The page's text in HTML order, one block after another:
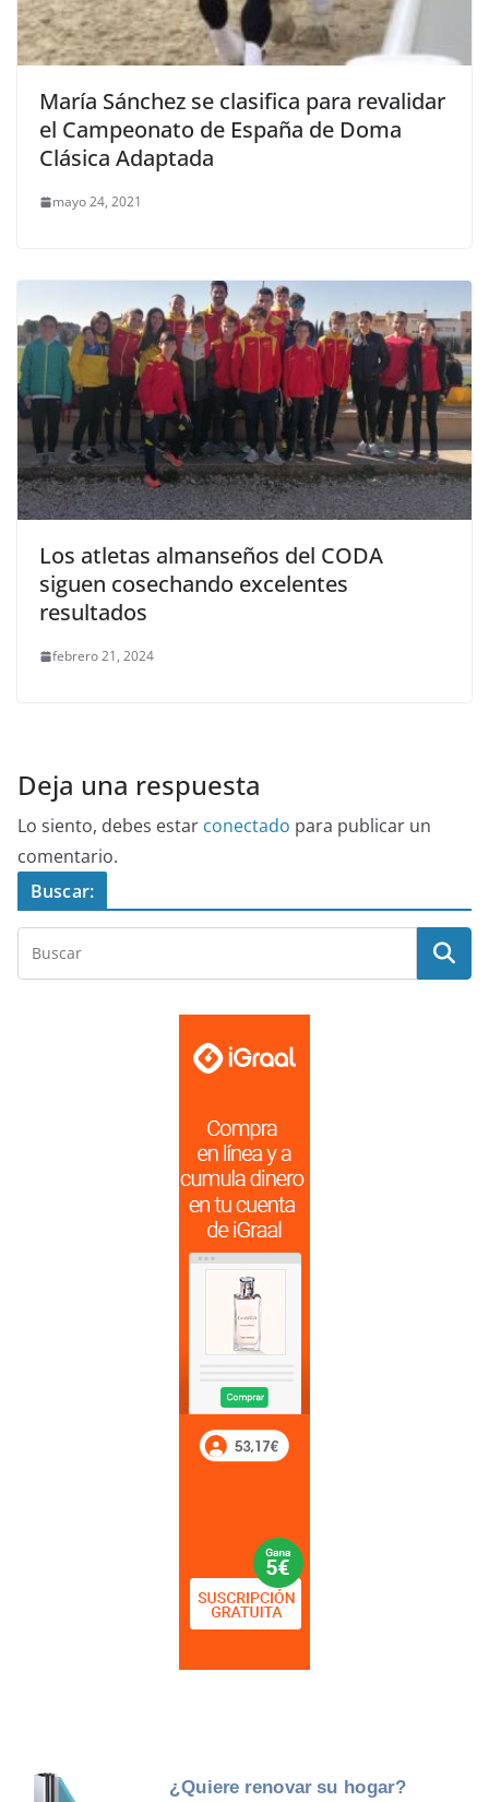
María Sánchez se clasifica para revalidar
el Campeonato de España de Doma
Clásica Adaptada
mayo 24, 2021
Los atletas almanseños del CODA
siguen cosechando excelentes
resultados
febrero 21, 2024
Deja una respuesta
Lo siento, debes estar conectado para publicar un
comentario.
Buscar: